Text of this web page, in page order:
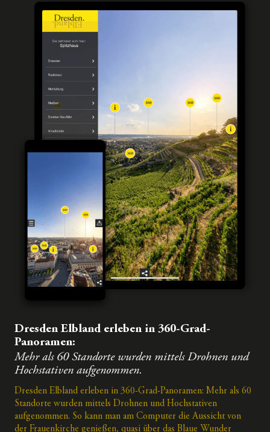
Dresden Elbland erleben in 360-Grad-
Panoramen:
Mehr als 60 Standorte wurden mittels Drohnen und
Hochstativen aufgenommen.
Dresden Elbland erleben in 360-Grad-Panoramen: Mehr als 60
Standorte wurden mittels Drohnen und Hochstativen
aufgenommen. So kann man am Computer die Aussicht von
der Frauenkirche genießen, quasi über das Blaue Wunder